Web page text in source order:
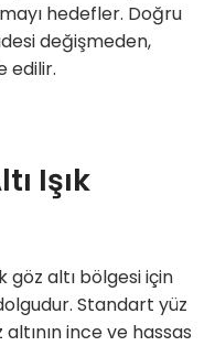
hedefler. Doğru
değişmeden,
edilir.
Işık
göz altı bölgesi için
Standart yüz
ince ve hassas